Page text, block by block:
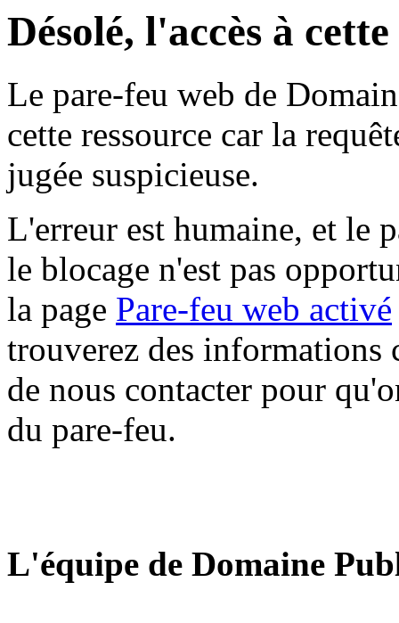
Désolé, l'accès à
Le pare-feu web de
cette ressource car la
jugée suspicieuse.
L'erreur est humaine, et le
le blocage n'est pas
la page Pare-feu web activé
trouverez des informations
de nous contacter pour
du pare-feu.
L'équipe de Domaine